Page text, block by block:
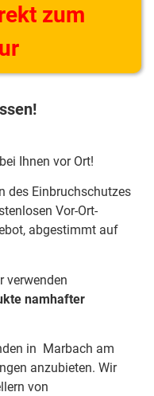
zum
Ihnen vor Ort!
des Einbruchschutzes
Vor-Ort-
abgestimmt auf
verwenden
namhafter
in Marbach am
anzubieten. Wir
von